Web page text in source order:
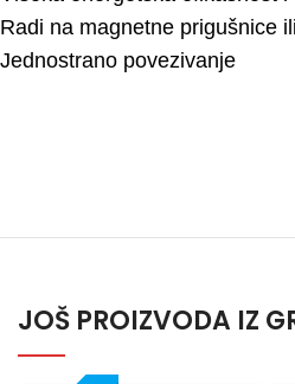
Radi na magnetne prigušnice
Jednostrano povezivanje
JOŠ PROIZVODA IZ